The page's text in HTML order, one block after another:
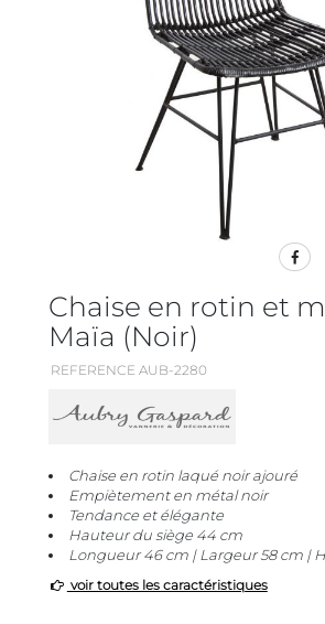
Chaise en rotin et
Maïa (Noir)
REFERENCE AUB-2280
Chaise en rotin laqué noir ajouré
Empiètement en métal noir
Tendance et élégante
Hauteur du siège 44 cm
Longueur 46 cm | Largeur 58 cm |
voir toutes les caractéristiques